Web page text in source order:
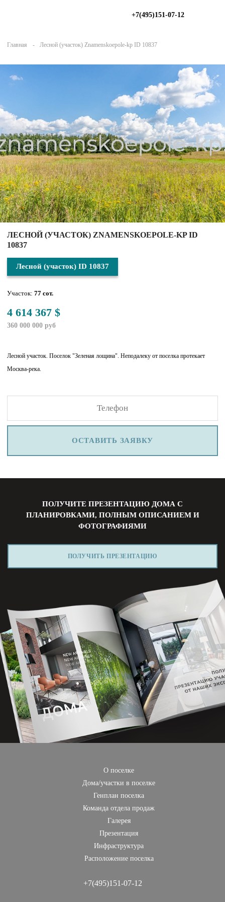
+7(495)151-07-12
Главная Лесной (участок) Znamenskoepole-kp ID 10837
ЛЕСНОЙ (УЧАСТОК) ZNAMENSKOEPOLE-KP ID
10837
Лесной (участок) ID 10837
Участок: 77 сот.
4 614 367 $
360 000 000 руб
Лесной участок. Поселок "Зеленая лощина". Неподалеку от поселка протекает
Москва-река.
ОСТАВИТЬ ЗАЯВКУ
ПОЛУЧИТЕ ПРЕЗЕНТАЦИЮ ДОМА С
ПЛАНИРОВКАМИ, ПОЛНЫМ ОПИСАНИЕМ И
ФОТОГРАФИЯМИ
ПОЛУЧИТЬ ПРЕЗЕНТАЦИЮ
О поселке
Дома/участки в поселке
Генплан поселка
Команда отдела продаж
Галерея
Презентация
Инфраструктура
Расположение поселка
+7(495)151-07-12